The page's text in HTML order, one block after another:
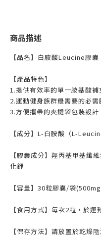
商品描述
【品名】白胺酸Leucine膠囊
【產品特色】
1.提供有效率的單一胺基酸補
2.運動健身族群最需要的必需
3.方便攜帶的夾鏈袋包裝設計
【成分】L-白胺酸（L-
【膠囊成分】羥丙基甲基纖
化鉀
【容量】30粒膠囊/袋
【食用方式】每次2粒，於
【保存方法】請放置於乾燥